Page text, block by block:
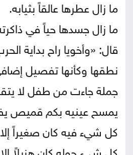
ما زال عطرها عالقاً بثيابه.
ما زال جسدها حياً في
قال: «وأخويا راح بداية
نطقها وكأنها تفصيل
جملة جاءت من طفل لا يتقن
يمسح عينيه بكم قميص
كل شيء فيه كان صغيراً
كل شيء حوله كان هزيلاً